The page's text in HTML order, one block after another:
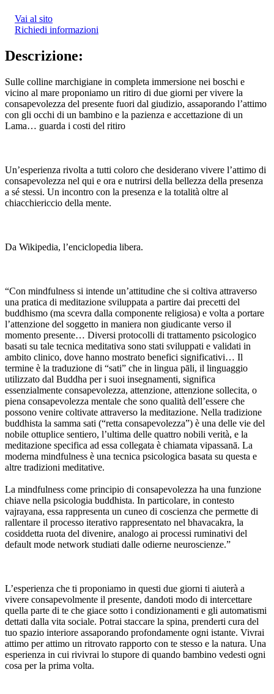
Vai al sito
Richiedi informazioni
Descrizione:
Sulle colline marchigiane in completa immersione nei boschi e
vicino al mare proponiamo un ritiro di due giorni per vivere la
consapevolezza del presente fuori dal giudizio, assaporando l’attimo
con gli occhi di un bambino e la pazienza e accettazione di un
Lama… guarda i costi del ritiro
Un’esperienza rivolta a tutti coloro che desiderano vivere l’attimo di
consapevolezza nel qui e ora e nutrirsi della bellezza della presenza
a sé stessi. Un incontro con la presenza e la totalità oltre al
chiacchiericcio della mente.
Da Wikipedia, l’enciclopedia libera.
“Con mindfulness si intende un’attitudine che si coltiva attraverso
una pratica di meditazione sviluppata a partire dai precetti del
buddhismo (ma scevra dalla componente religiosa) e volta a portare
l’attenzione del soggetto in maniera non giudicante verso il
momento presente… Diversi protocolli di trattamento psicologico
basati su tale tecnica meditativa sono stati sviluppati e validati in
ambito clinico, dove hanno mostrato benefici significativi… Il
termine è la traduzione di “sati” che in lingua pāli, il linguaggio
utilizzato dal Buddha per i suoi insegnamenti, significa
essenzialmente consapevolezza, attenzione, attenzione sollecita, o
piena consapevolezza mentale che sono qualità dell’essere che
possono venire coltivate attraverso la meditazione. Nella tradizione
buddhista la samma sati (“retta consapevolezza”) è una delle vie del
nobile ottuplice sentiero, l’ultima delle quattro nobili verità, e la
meditazione specifica ad essa collegata è chiamata vipassanā. La
moderna mindfulness è una tecnica psicologica basata su questa e
altre tradizioni meditative.
La mindfulness come principio di consapevolezza ha una funzione
chiave nella psicologia buddhista. In particolare, in contesto
vajrayana, essa rappresenta un cuneo di coscienza che permette di
rallentare il processo iterativo rappresentato nel bhavacakra, la
cosiddetta ruota del divenire, analogo ai processi ruminativi del
default mode network studiati dalle odierne neuroscienze.”
L’esperienza che ti proponiamo in questi due giorni ti aiuterà a
vivere consapevolmente il presente, dandoti modo di intercettare
quella parte di te che giace sotto i condizionamenti e gli automatismi
dettati dalla vita sociale. Potrai staccare la spina, prenderti cura del
tuo spazio interiore assaporando profondamente ogni istante. Vivrai
attimo per attimo un ritrovato rapporto con te stesso e la natura. Una
esperienza in cui rivivrai lo stupore di quando bambino vedesti ogni
cosa per la prima volta.